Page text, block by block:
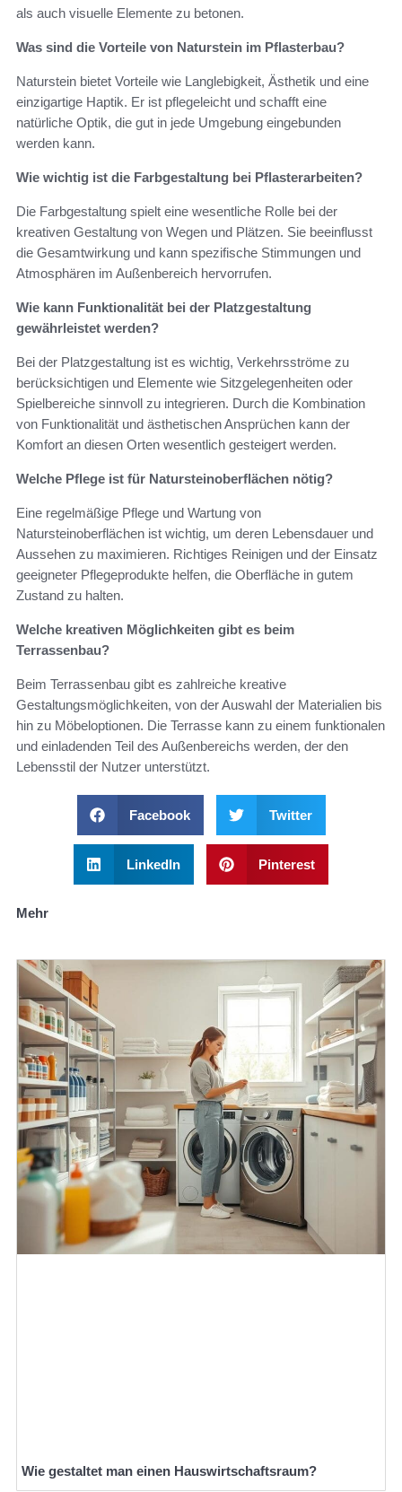
als auch visuelle Elemente zu betonen.
Was sind die Vorteile von Naturstein im Pflasterbau?
Naturstein bietet Vorteile wie Langlebigkeit, Ästhetik und eine
einzigartige Haptik. Er ist pflegeleicht und schafft eine
natürliche Optik, die gut in jede Umgebung eingebunden
werden kann.
Wie wichtig ist die Farbgestaltung bei Pflasterarbeiten?
Die Farbgestaltung spielt eine wesentliche Rolle bei der
kreativen Gestaltung von Wegen und Plätzen. Sie beeinflusst
die Gesamtwirkung und kann spezifische Stimmungen und
Atmosphären im Außenbereich hervorrufen.
Wie kann Funktionalität bei der Platzgestaltung
gewährleistet werden?
Bei der Platzgestaltung ist es wichtig, Verkehrsströme zu
berücksichtigen und Elemente wie Sitzgelegenheiten oder
Spielbereiche sinnvoll zu integrieren. Durch die Kombination
von Funktionalität und ästhetischen Ansprüchen kann der
Komfort an diesen Orten wesentlich gesteigert werden.
Welche Pflege ist für Natursteinoberflächen nötig?
Eine regelmäßige Pflege und Wartung von
Natursteinoberflächen ist wichtig, um deren Lebensdauer und
Aussehen zu maximieren. Richtiges Reinigen und der Einsatz
geeigneter Pflegeprodukte helfen, die Oberfläche in gutem
Zustand zu halten.
Welche kreativen Möglichkeiten gibt es beim
Terrassenbau?
Beim Terrassenbau gibt es zahlreiche kreative
Gestaltungsmöglichkeiten, von der Auswahl der Materialien bis
hin zu Möbeloptionen. Die Terrasse kann zu einem funktionalen
und einladenden Teil des Außenbereichs werden, der den
Lebensstil der Nutzer unterstützt.
Facebook Twitter
LinkedIn Pinterest
Mehr
Wie gestaltet man einen Hauswirtschaftsraum?